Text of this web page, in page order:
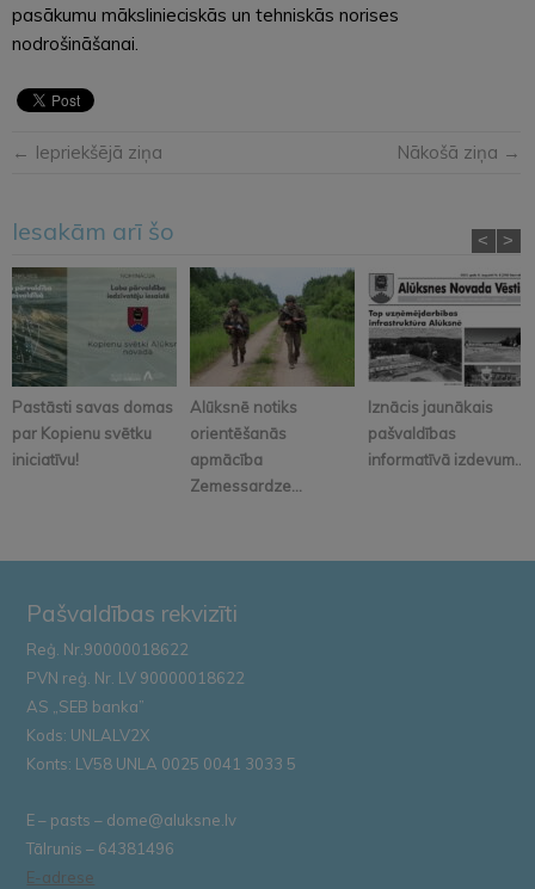
pasākumu mākslinieciskās un tehniskās norises
nodrošināšanai.
← Iepriekšējā ziņa Nākošā ziņa →
Iesakām arī šo
Pastāsti savas domas
par Kopienu svētku
iniciatīvu!
Alūksnē notiks
orientēšanās
apmācība
Zemessardze...
Iznācis jaunākais
pašvaldības
informatīvā izdevum...
< >
Pašvaldības rekvizīti
Reģ. Nr.90000018622
PVN reģ. Nr. LV 90000018622
AS „SEB banka”
Kods: UNLALV2X
Konts: LV58 UNLA 0025 0041 3033 5
E – pasts – dome@aluksne.lv
Tālrunis – 64381496
E-adrese